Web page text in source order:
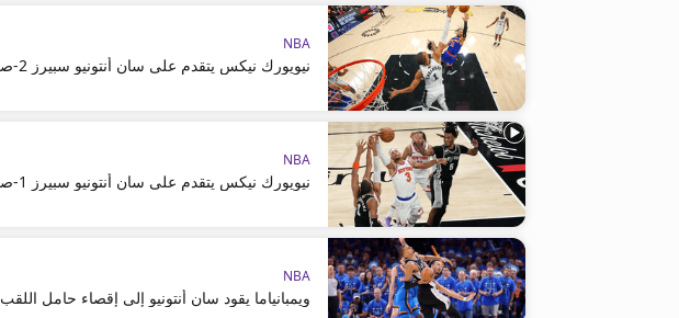
NBA
نيويورك نيكس يتقدم على سان أنتونيو سبيرز 2-صفر
NBA
نيويورك نيكس يتقدم على سان أنتونيو سبيرز 1-صفر
NBA
ويمبانياما يقود سان أنتونيو إلى إقصاء حامل اللقب